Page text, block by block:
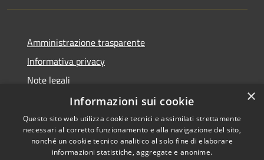
Amministrazione trasparente
Informativa privacy
Note legali
Dichiarazione di accessibilità
×
Informazioni sui cookie
Questo sito web utilizza cookie tecnici e assimilati strettamente
necessari al corretto funzionamento e alla navigazione del sito,
nonché un cookie tecnico analitico al solo fine di elaborare
informazioni statistiche, aggregate e anonime.